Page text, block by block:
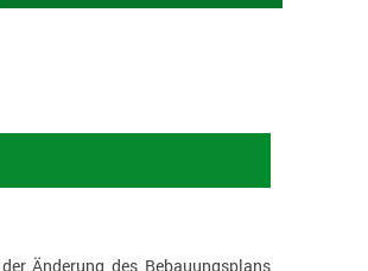
Änderung des Bebauungsplans